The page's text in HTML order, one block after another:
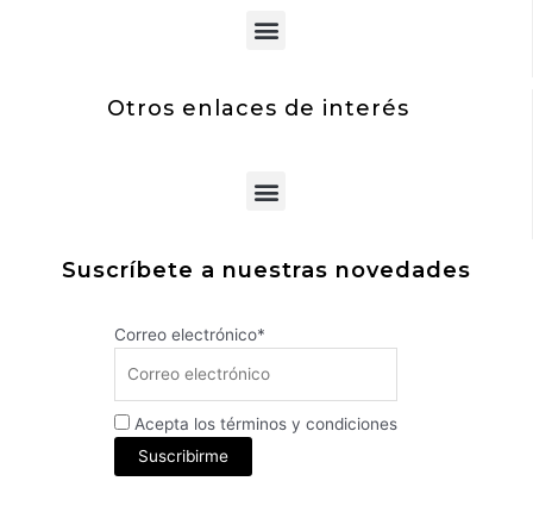
Menu
Otros enlaces de interés
Menu
Suscríbete a nuestras novedades
Correo electrónico*
Acepta los términos y condiciones